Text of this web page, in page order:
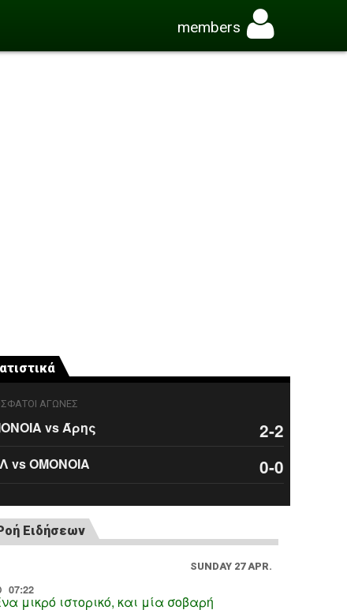
members
ΑΓΩΝΕΣ
vs Άρης 2-2
vs ΟΜΟΝΟΙΑ 0-0
Ειδήσεων
SUNDAY 27 APR.
07:22
μικρό ιστορικό, και μία σοβαρή